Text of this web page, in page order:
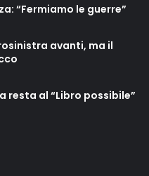
“Fermiamo le guerre”
avanti, ma il
resta al “Libro possibile”